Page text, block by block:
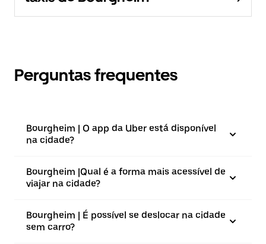
Perguntas frequentes
Bourgheim | O app da Uber está disponível
na cidade?
Bourgheim |⁠Qual é a forma mais acessível de
viajar na cidade?
Bourgheim | É possível se deslocar na cidade
sem carro?